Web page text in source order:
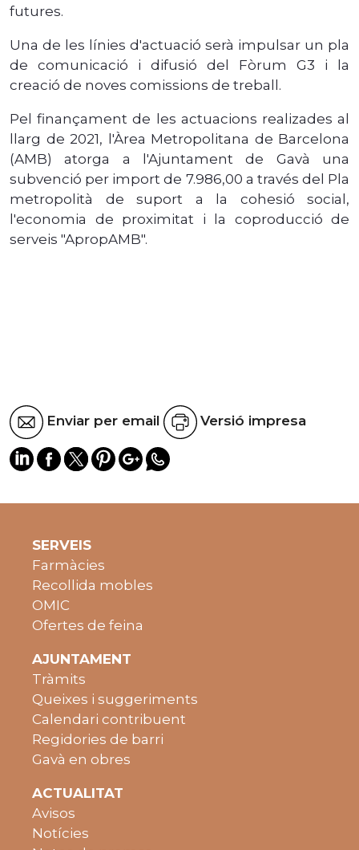
futures.
Una de les línies d'actuació serà impulsar un pla
de comunicació i difusió del Fòrum G3 i la
creació de noves comissions de treball.
Pel finançament de les actuacions realizades al
llarg de 2021, l'Àrea Metropolitana de Barcelona
(AMB) atorga a l'Ajuntament de Gavà una
subvenció per import de 7.986,00 a través del Pla
metropolità de suport a la cohesió social,
l'economia de proximitat i la coproducció de
serveis "ApropAMB".
Enviar per email Versió impresa
SERVEIS
Farmàcies
Recollida mobles
OMIC
Ofertes de feina
AJUNTAMENT
Tràmits
Queixes i suggeriments
Calendari contribuent
Regidories de barri
Gavà en obres
ACTUALITAT
Avisos
Notícies